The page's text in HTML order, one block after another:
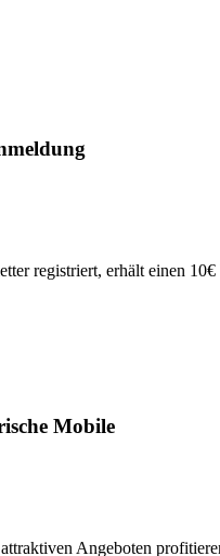
registriert, erhält einen 10€
Mobile
Angeboten